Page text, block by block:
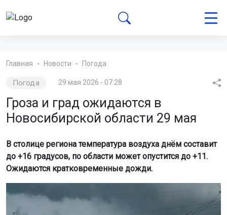
Главная Новости Погода
Погода 29 мая 2026 - 07:28
Гроза и град ожидаются в
Новосибирской области 29 мая
В столице региона температура воздуха днём составит
до +16 градусов, по области может опустится до +11.
Ожидаются кратковременные дожди.